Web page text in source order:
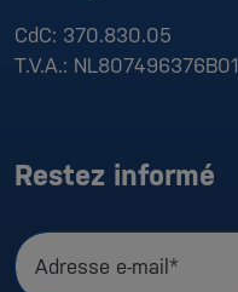
CdC: 370.830.05
T.V.A.: NL807496376B01
Restez informé
Adresse e-mail*